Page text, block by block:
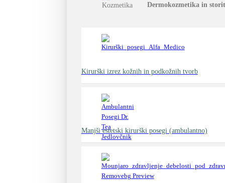
Dermokozmetika in
Kirurški izrez kožnih in podkožnih tvorb
Manjši estetski kirurški posegi (ambulantno)